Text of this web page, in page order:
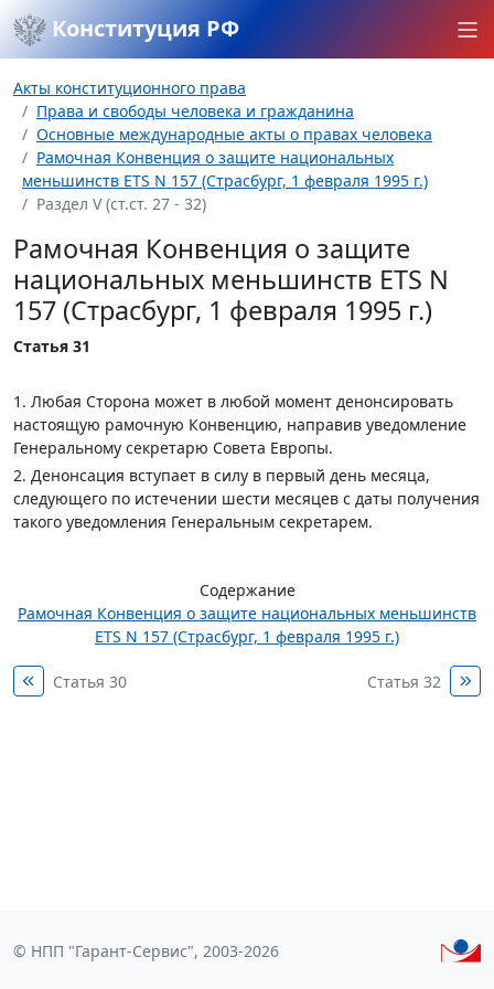
Конституция РФ
Акты конституционного права
Права и свободы человека и гражданина
Основные международные акты о правах человека
Рамочная Конвенция о защите национальных
меньшинств ETS N 157 (Страсбург, 1 февраля 1995 г.)
Раздел V (ст.ст. 27 - 32)
Рамочная Конвенция о защите
национальных меньшинств ETS N
157 (Страсбург, 1 февраля 1995 г.)
Статья 31
1. Любая Сторона может в любой момент денонсировать
настоящую рамочную Конвенцию, направив уведомление
Генеральному секретарю Совета Европы.
2. Денонсация вступает в силу в первый день месяца,
следующего по истечении шести месяцев с даты получения
такого уведомления Генеральным секретарем.
Содержание
Рамочная Конвенция о защите национальных меньшинств
ETS N 157 (Страсбург, 1 февраля 1995 г.)
Статья 30 Статья 32
© НПП "Гарант-Сервис", 2003-2026